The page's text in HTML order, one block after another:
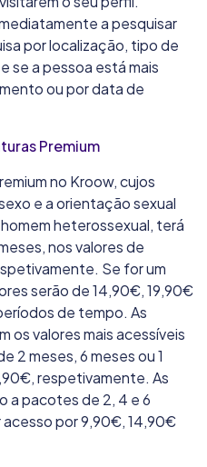
a pesquisar
por localização, tipo de
se a pessoa está mais
ou por data de
Premium
no Kroow, cujos
e a orientação sexual
heterossexual, terá
nos valores de
Se for um
serão de 14,90€, 19,90€
de tempo. As
os valores mais acessíveis
2 meses, 6 meses ou 1
respetivamente. As
a pacotes de 2, 4 e 6
por 9,90€, 14,90€